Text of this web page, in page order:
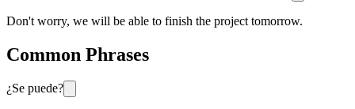
Don't worry, we will be able to finish the project tomorrow.
Common Phrases
¿Se puede?